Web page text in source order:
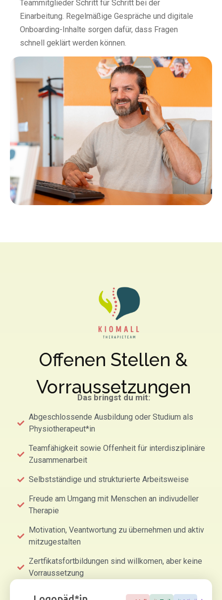
Teammitglieder Schritt für Schritt bei der
Einarbeitung. Regelmäßige Gespräche und digitale
Onboarding-Inhalte sorgen dafür, dass Fragen
schnell geklärt werden können.
Offenen Stellen &
Vorraussetzungen
Das bringst du mit:
Abgeschlossende Ausbildung oder Studium als
Physiotherapeut*in
Teamfähigkeit sowie Offenheit für interdisziplinäre
Zusammenarbeit
Selbstständige und strukturierte Arbeitsweise
Freude am Umgang mit Menschen an indivudeller
Therapie
Motivation, Veantwortung zu übernehmen und aktiv
mitzugestalten
Zertfikatsfortbildungen sind willkomen, aber keine
Vorraussetzung